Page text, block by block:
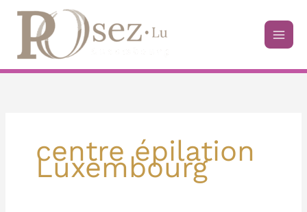
contenu
centre épilation
Luxembourg